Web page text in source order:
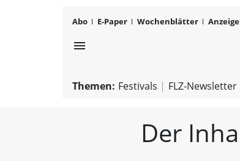
Abo E-Paper Wochenblätter
menu
Themen: Festivals FLZ-Newsletter
Der